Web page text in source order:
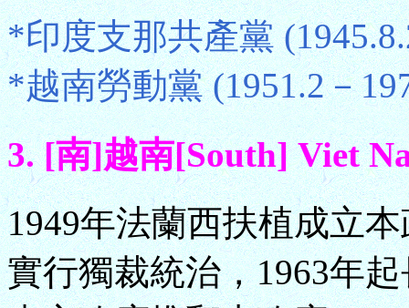
*印度支那共產黨
*越南勞動黨 (1951.2－
3. [南]越南[South] Viet
1949年法蘭西扶植成立
實行獨裁統治，1963年